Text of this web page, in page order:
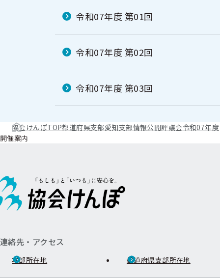
令和07年度 第01回
令和07年度 第02回
令和07年度 第03回
協会けんぽTOP都道府県支部愛知支部情報公開評議会令和07年度
開催案内
連絡先・アクセス
本部所在地 都道府県支部所在地